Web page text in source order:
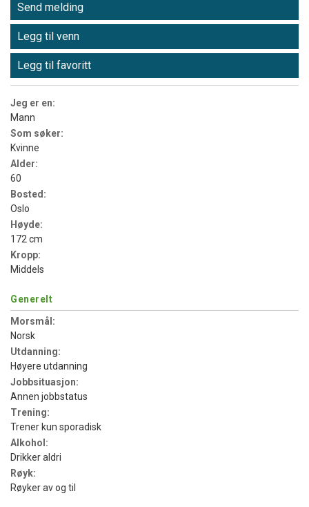
Send melding
Legg til venn
Legg til favoritt
Jeg er en:
Mann
Som søker:
Kvinne
Alder:
60
Bosted:
Oslo
Høyde:
172 cm
Kropp:
Middels
Generelt
Morsmål:
Norsk
Utdanning:
Høyere utdanning
Jobbsituasjon:
Annen jobbstatus
Trening:
Trener kun sporadisk
Alkohol:
Drikker aldri
Røyk:
Røyker av og til